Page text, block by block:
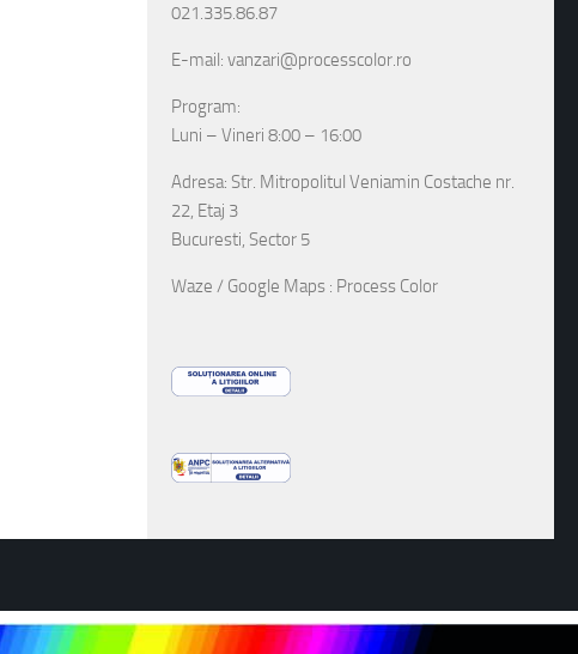
021.335.86.87
E-mail: vanzari@processcolor.ro
Program:
Luni – Vineri 8:00 – 16:00
Adresa: Str. Mitropolitul Veniamin Costache nr.
22, Etaj 3
Bucuresti, Sector 5
Waze / Google Maps : Process Color